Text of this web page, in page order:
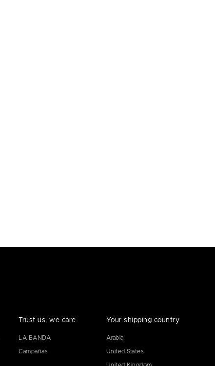
Trust us, we care
LA BANDA
Campañas
Your shipping country
Arabia
United States